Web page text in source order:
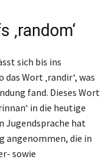
sich bis ins
Wort ‚randir‘, was
fand. Dieses Wort
in die heutige
Jugendsprache hat
angenommen, die in
sowie